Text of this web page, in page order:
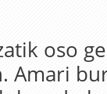
oso
Amari